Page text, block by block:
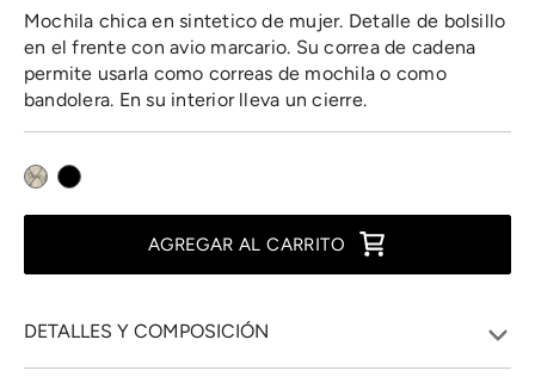
Mochila chica en sintetico de mujer. Detalle de bolsillo
en el frente con avio marcario. Su correa de cadena
permite usarla como correas de mochila o como
bandolera. En su interior lleva un cierre.
AGREGAR AL CARRITO
DETALLES Y COMPOSICIÓN